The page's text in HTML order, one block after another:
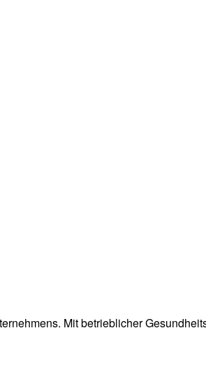
Mit betrieblicher